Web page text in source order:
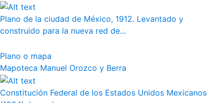
Plano de la ciudad de México, 1912. Levantado y
construido para la nueva red de...
Plano o mapa
Mapoteca Manuel Orozco y Berra
Constitución Federal de los Estados Unidos Mexicanos